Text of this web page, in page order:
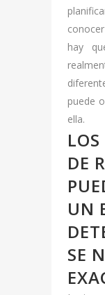
hay
puede
ella.
DE
UN
SE